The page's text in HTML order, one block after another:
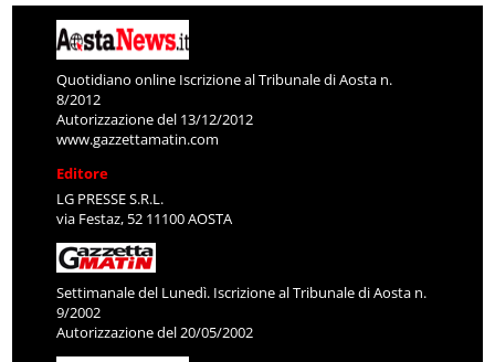
Quotidiano online Iscrizione al Tribunale di Aosta n.
8/2012
Autorizzazione del 13/12/2012
www.gazzettamatin.com
Editore
LG PRESSE S.R.L.
via Festaz, 52 11100 AOSTA
Settimanale del Lunedì. Iscrizione al Tribunale di Aosta n.
9/2002
Autorizzazione del 20/05/2002